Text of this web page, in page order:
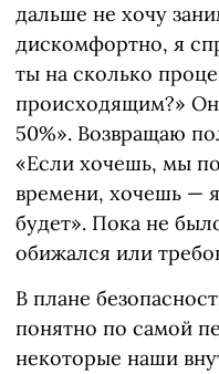
дальше не хочу
дискомфортно, я
ты на сколько
происходящим?»
50%». Возвращаю
«Если хочешь, мы
времени, хочешь —
будет». Пока не
обижался или
В плане
понятно по самой
некоторые наши